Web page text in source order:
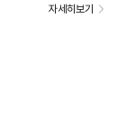
자세히보기